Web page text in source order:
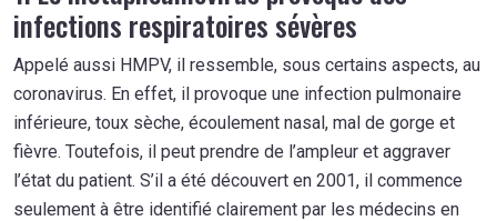
infections respiratoires sévères
Appelé aussi HMPV, il ressemble, sous certains aspects, au
coronavirus. En effet, il provoque une infection pulmonaire
inférieure, toux sèche, écoulement nasal, mal de gorge et
fièvre. Toutefois, il peut prendre de l’ampleur et aggraver
l’état du patient. S’il a été découvert en 2001, il commence
seulement à être identifié clairement par les médecins en